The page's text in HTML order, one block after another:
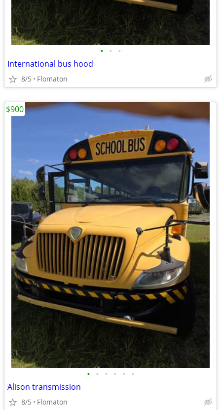
• • •
International bus hood
8/5 Flomaton
• • • • • •
Alison transmission
8/5 Flomaton
$900